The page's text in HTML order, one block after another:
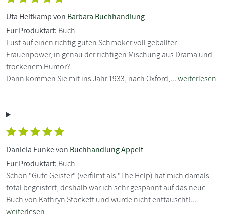
Uta Heitkamp von Barbara Buchhandlung
Für Produktart: Buch
Lust auf einen richtig guten Schmöker voll geballter
Frauenpower, in genau der richtigen Mischung aus Drama und
trockenem Humor?
Dann kommen Sie mit ins Jahr 1933, nach Oxford,...weiterlesen
Daniela Funke von Buchhandlung Appelt
Für Produktart: Buch
Schon "Gute Geister" (verfilmt als "The Help) hat mich damals
total begeistert, deshalb war ich sehr gespannt auf das neue
Buch von Kathryn Stockett und wurde nicht enttäuscht!...
weiterlesen